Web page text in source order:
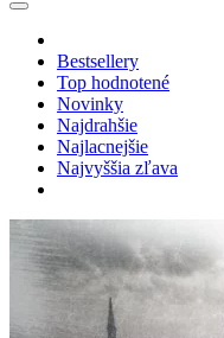
Bestsellery
Top hodnotené
Novinky
Najdrahšie
Najlacnejšie
Najvyššia zľava